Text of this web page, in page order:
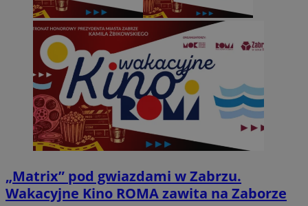
„Matrix” pod gwiazdami w Zabrzu.
Wakacyjne Kino ROMA zawita na Zaborze